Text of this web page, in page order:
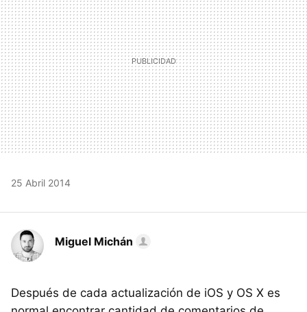
25 Abril 2014
Miguel Michán
Después de cada actualización de iOS y OS X es